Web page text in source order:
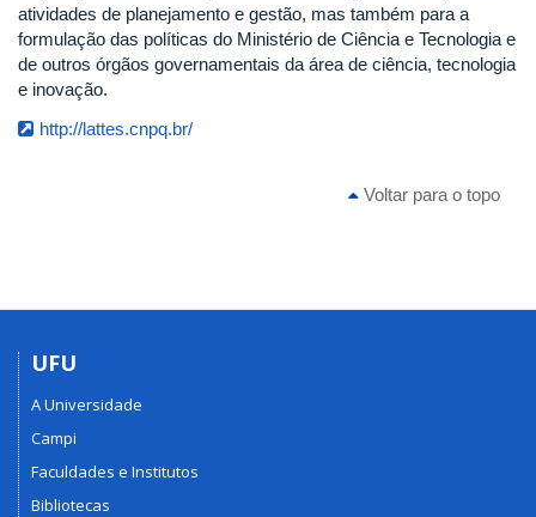
atividades de planejamento e gestão, mas também para a
formulação das políticas do Ministério de Ciência e Tecnologia e
de outros órgãos governamentais da área de ciência, tecnologia
e inovação.
http://lattes.cnpq.br/
Voltar para o topo
UFU
A Universidade
Campi
Faculdades e Institutos
Bibliotecas